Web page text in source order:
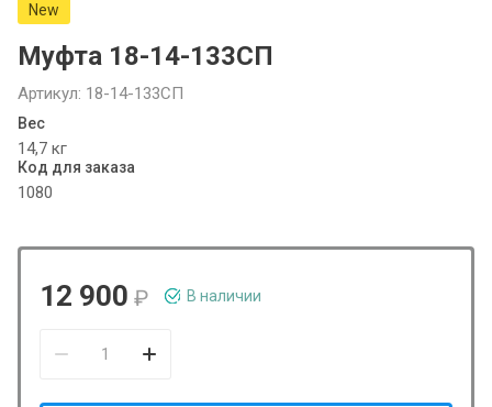
New
Муфта 18-14-133СП
Артикул: 18-14-133СП
Вес
14,7 кг
Код для заказа
1080
12 900 ₽ В наличии